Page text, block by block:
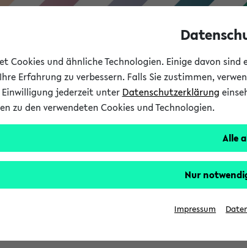
Forschung Studium
Cookies und ähnliche Technologien. Einige davon
Erfahrung zu verbessern. Falls Sie zustimmen,
Einwilligung jederzeit unter Datenschutzerklärung
zu den verwendeten Cookies und Technologien.
Alle
Nur
Impressum